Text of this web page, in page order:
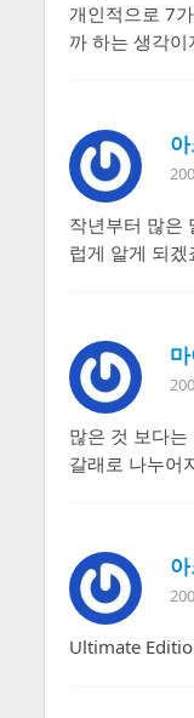
개인적으로 7
까 하는 생각
작년부터 많은
럽게 알게 되겠
많은 것 보다
갈래로 나누어
Ultimate